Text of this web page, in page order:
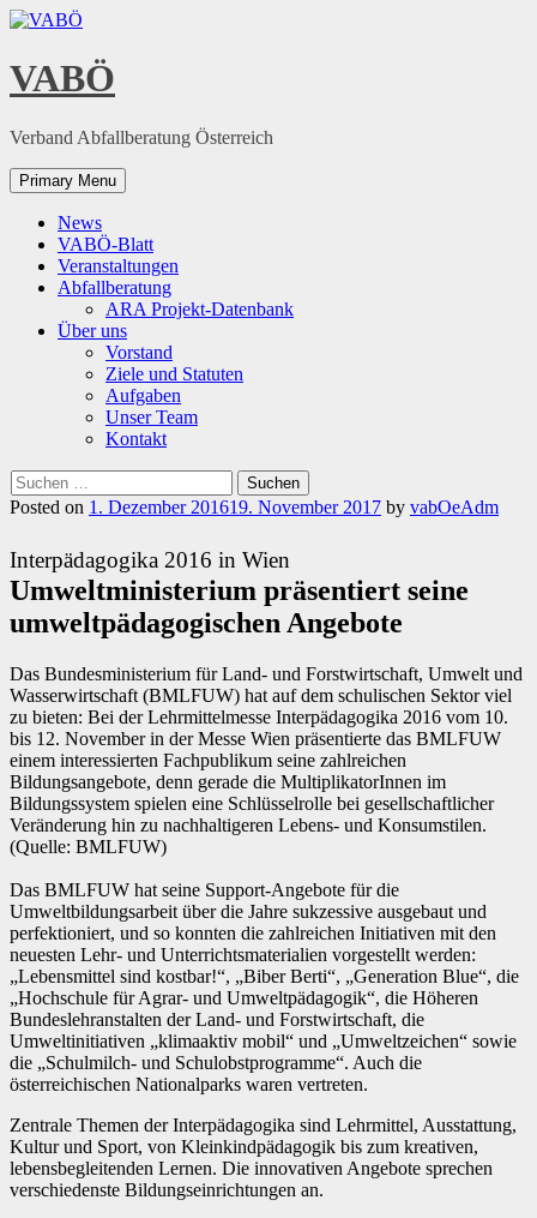
Skip
content
VABÖ
Verband Abfallberatung Österreich
Primary Menu
News
VABÖ-Blatt
Veranstaltungen
Abfallberatung
ARA Projekt-Datenbank
Über uns
Vorstand
Ziele und Statuten
Aufgaben
Unser Team
Kontakt
Suchen
nach:
Posted on 1. Dezember 201619. November 2017 by vabOeAdm
Interpädagogika 2016 in Wien
Umweltministerium präsentiert seine
umweltpädagogischen Angebote
Das Bundesministerium für Land- und Forstwirtschaft, Umwelt und
Wasserwirtschaft (BMLFUW) hat auf dem schulischen Sektor viel
zu bieten: Bei der Lehrmittelmesse Interpädagogika 2016 vom 10.
bis 12. November in der Messe Wien präsentierte das BMLFUW
einem interessierten Fachpublikum seine zahlreichen
Bildungsangebote, denn gerade die MultiplikatorInnen im
Bildungssystem spielen eine Schlüsselrolle bei gesellschaftlicher
Veränderung hin zu nachhaltigeren Lebens- und Konsumstilen.
(Quelle: BMLFUW)
Das BMLFUW hat seine Support-Angebote für die
Umweltbildungsarbeit über die Jahre sukzessive ausgebaut und
perfektioniert, und so konnten die zahlreichen Initiativen mit den
neuesten Lehr- und Unterrichtsmaterialien vorgestellt werden:
„Lebensmittel sind kostbar!“, „Biber Berti“, „Generation Blue“, die
„Hochschule für Agrar- und Umweltpädagogik“, die Höheren
Bundeslehranstalten der Land- und Forstwirtschaft, die
Umweltinitiativen „klimaaktiv mobil“ und „Umweltzeichen“ sowie
die „Schulmilch- und Schulobstprogramme“. Auch die
österreichischen Nationalparks waren vertreten.
Zentrale Themen der Interpädagogika sind Lehrmittel, Ausstattung,
Kultur und Sport, von Kleinkindpädagogik bis zum kreativen,
lebensbegleitenden Lernen. Die innovativen Angebote sprechen
verschiedenste Bildungseinrichtungen an.